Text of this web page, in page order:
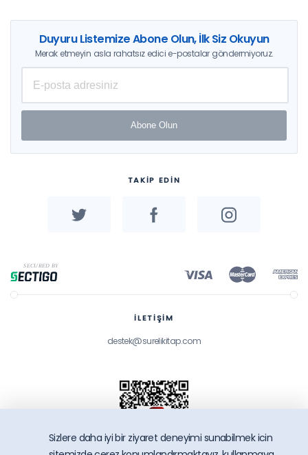
Duyuru Listemize Abone Olun, İlk Siz Okuyun
Merak etmeyin asla rahatsız edici e-postalar göndermiyoruz.
Abone Olun
TAKİP EDİN
İLETİŞİM
destek@surelikitap.com
Sizlere daha iyi bir ziyaret deneyimi sunabilmek icin